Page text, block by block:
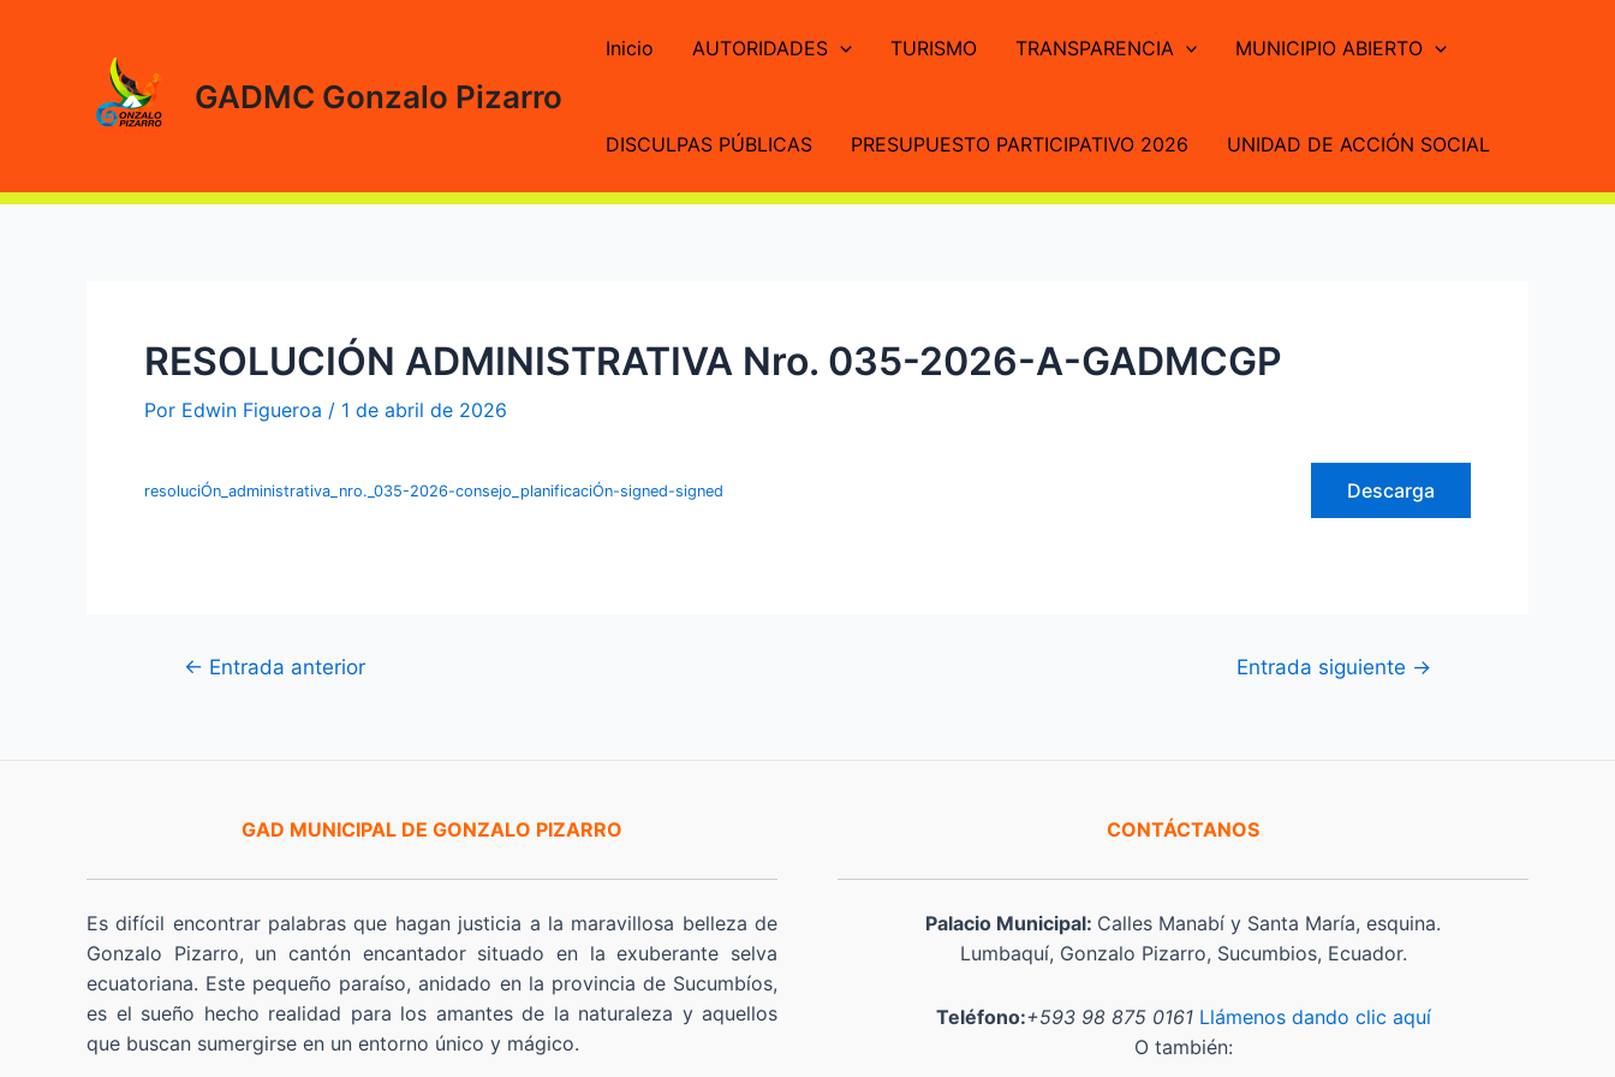
GADMC Gonzalo Pizarro
Inicio AUTORIDADES TURISMO TRANSPARENCIA MUNICIPIO ABIERTO
DISCULPAS PÚBLICAS PRESUPUESTO PARTICIPATIVO 2026 UNIDAD DE ACCIÓN SOCIAL
RESOLUCIÓN ADMINISTRATIVA Nro. 035-2026-A-GADMCGP
Por Edwin Figueroa / 1 de abril de 2026
resoluciÓn_administrativa_nro._035-2026-consejo_planificaciÓn-signed-signed Descarga
Navegación
← Entrada anterior Entrada siguiente →
GAD MUNICIPAL DE GONZALO PIZARRO
Es difícil encontrar palabras que hagan justicia a la maravillosa belleza de
Gonzalo Pizarro, un cantón encantador situado en la exuberante selva
ecuatoriana. Este pequeño paraíso, anidado en la provincia de Sucumbíos,
es el sueño hecho realidad para los amantes de la naturaleza y aquellos
que buscan sumergirse en un entorno único y mágico.
CONTÁCTANOS
Palacio Municipal: Calles Manabí y Santa María, esquina.
Lumbaquí, Gonzalo Pizarro, Sucumbios, Ecuador.
Teléfono:+593 98 875 0161 Llámenos dando clic aquí
O también: